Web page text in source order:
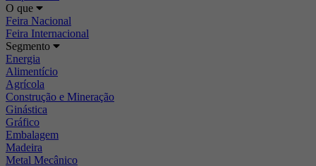
O que
Feira Nacional
Feira Internacional
Segmento
Energia
Alimentício
Agrícola
Construção e Mineração
Ginástica
Gráfico
Embalagem
Madeira
Metal Mecânico